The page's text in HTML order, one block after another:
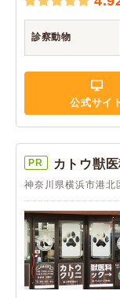
診察動物
公式サイ
PR カトウ獣
神奈川県横浜市港